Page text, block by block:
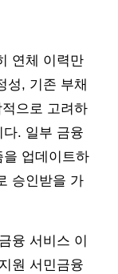
연체 이력만
성, 기존 부채
으로 고려하
. 일부 금융
업데이트하
승인받을 가
융 서비스 이
원 서민금융